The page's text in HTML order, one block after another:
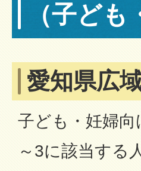
（子ども
愛知県広
子ども・妊婦
～3に該当する